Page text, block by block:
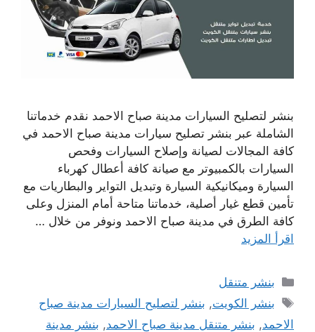
بنشر لتصليح السيارات مدينة صباح الاحمد نقدم خدماتنا
الشاملة عبر بنشر تصليح سيارات مدينة صباح الاحمد في
كافة المجالات لصيانة وإصلاح السيارات وفحص
السيارات بالكمبيوتر مع صيانة كافة أعطال كهرباء
السيارة وميكانيكية السيارة وتبديل التواير والبطاريات مع
تأمين قطع غيار أصلية، خدماتنا متاحة أمام المنزل وعلى
كافة الطرق في مدينة صباح الاحمد ونوفر من خلال …
اقرأ المزيد
التصنيفات
بنشر متنقل
الوسوم
بنشر الكويت, بنشر لتصليح السيارات مدينة صباح
الاحمد, بنشر متنقل مدينة صباح الاحمد, بنشر مدينة